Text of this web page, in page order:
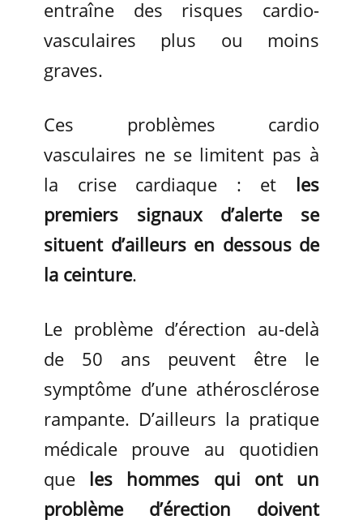
entraîne des risques cardio-
vasculaires plus ou moins
graves.
Ces problèmes cardio
vasculaires ne se limitent pas à
la crise cardiaque : et les
premiers signaux d’alerte se
situent d’ailleurs en dessous de
la ceinture.
Le problème d’érection au-delà
de 50 ans peuvent être le
symptôme d’une athérosclérose
rampante. D’ailleurs la pratique
médicale prouve au quotidien
que les hommes qui ont un
problème d’érection doivent